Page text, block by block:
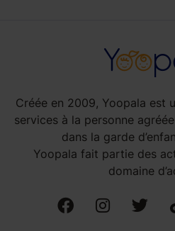
Créée en 2009, Yoopala est
services à la personne
dans la garde
Yoopala fait partie des
domaine